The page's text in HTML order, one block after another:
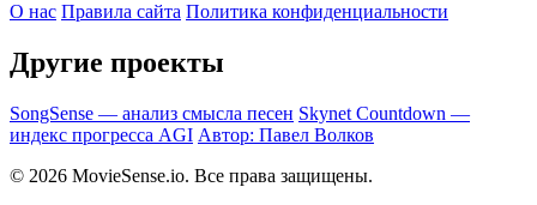
О нас Правила сайта Политика конфиденциальности
Другие проекты
SongSense — анализ смысла песен Skynet Countdown —
индекс прогресса AGI Автор: Павел Волков
© 2026 MovieSense.io. Все права защищены.